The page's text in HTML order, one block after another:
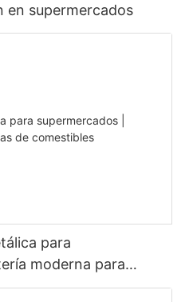
en supermercados
para
moderna para